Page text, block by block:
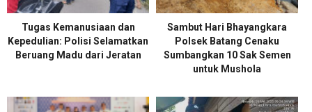
Tugas Kemanusiaan dan
Kepedulian: Polisi Selamatkan
Beruang Madu dari Jeratan
Sambut Hari Bhayangkara
Polsek Batang Cenaku
Sumbangkan 10 Sak Semen
untuk Mushola